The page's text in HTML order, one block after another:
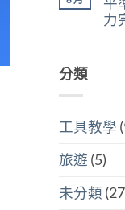
哪
個
6
萬
美
彈〉
中
買
美
怎
麼
中
力
準
位
息
分類
工具教學
旅遊 (5)
未分類